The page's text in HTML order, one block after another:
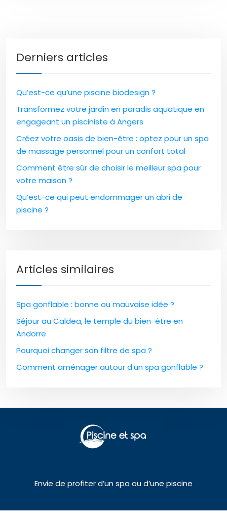
Derniers articles
Qu’est-ce qu’une piscine biodesign ?
Transformez votre jardin en paradis aquatique en
engageant un pisciniste à Angers
Créez votre oasis de bien-être : optez pour un spa
de massage personnel pour un confort total
Comment être sûr de choisir le meilleur spa pour
votre maison ?
Qu’est-ce qui peut endommager un abri de
piscine ?
Articles similaires
Spa gonflable : bonne ou mauvaise idée ?
Séjour au Caldea, le temple du bien-être en
Andorre
Pourquoi changer son filtre de spa ?
Comment aménager autour d’un spa gonflable ?
Envie de profiter d’un spa ou d’une piscine